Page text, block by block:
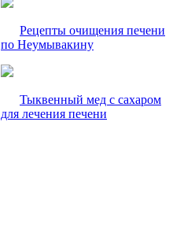
Рецепты очищения печени
по Неумывакину
Тыквенный мед с сахаром
для лечения печени